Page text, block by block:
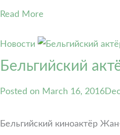
Read More
Новости
Бельгийский
Posted on March 16, 2016
Бельгийский киноактёр